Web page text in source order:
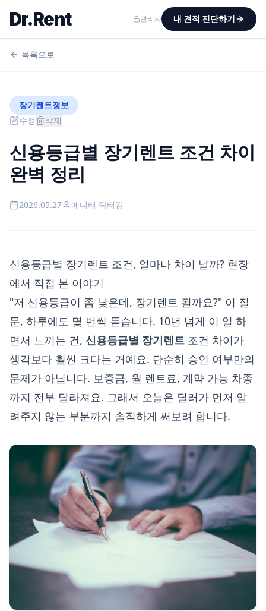
Dr.Rent 관리자 내 견적 진단하기
목록으로
장기렌트정보
수정
삭제
신용등급별 장기렌트 조건 차이
완벽 정리
2026.05.27 에디터 탁터김
신용등급별 장기렌트 조건, 얼마나 차이 날까? 현장
에서 직접 본 이야기
"저 신용등급이 좀 낮은데, 장기렌트 될까요?" 이 질
문, 하루에도 몇 번씩 듣습니다. 10년 넘게 이 일 하
면서 느끼는 건, 신용등급별 장기렌트 조건 차이가
생각보다 훨씬 크다는 거예요. 단순히 승인 여부만의
문제가 아닙니다. 보증금, 월 렌트료, 계약 가능 차종
까지 전부 달라져요. 그래서 오늘은 딜러가 먼저 알
려주지 않는 부분까지 솔직하게 써보려 합니다.